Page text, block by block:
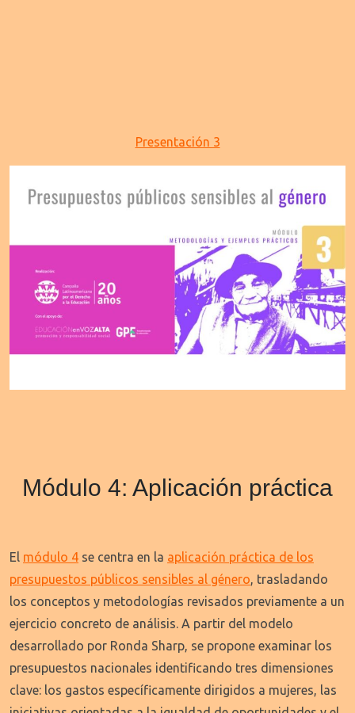
Presentación 3
Módulo 4: Aplicación práctica
El módulo 4 se centra en la aplicación práctica de los
presupuestos públicos sensibles al género, trasladando
los conceptos y metodologías revisados previamente a un
ejercicio concreto de análisis. A partir del modelo
desarrollado por Ronda Sharp, se propone examinar los
presupuestos nacionales identificando tres dimensiones
clave: los gastos específicamente dirigidos a mujeres, las